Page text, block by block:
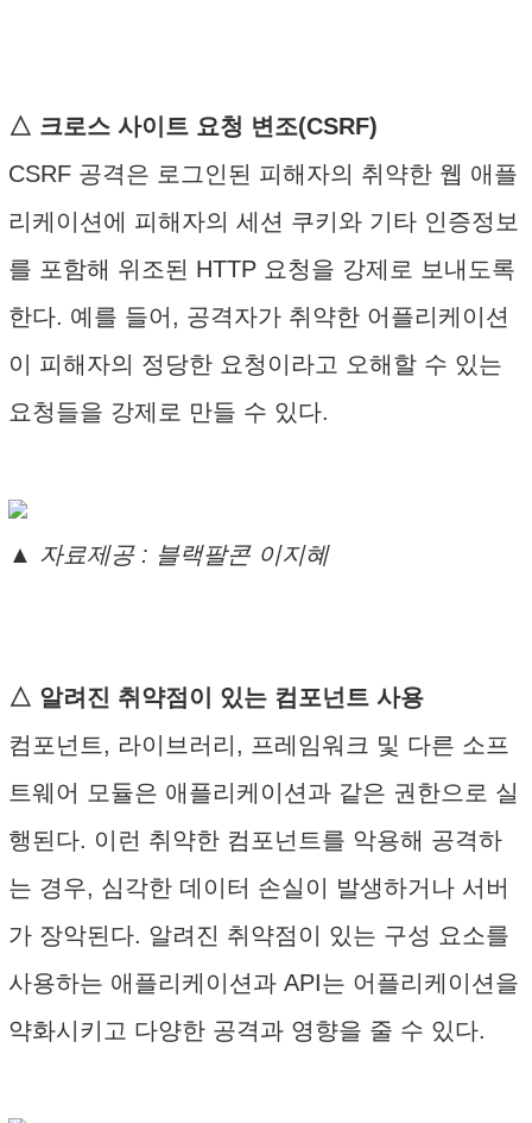
△ 크로스 사이트 요청 변조(CSRF)
CSRF 공격은 로그인된 피해자의 취약한 웹 애플
리케이션에 피해자의 세션 쿠키와 기타 인증정보
를 포함해 위조된 HTTP 요청을 강제로 보내도록
한다. 예를 들어, 공격자가 취약한 어플리케이션
이 피해자의 정당한 요청이라고 오해할 수 있는
요청들을 강제로 만들 수 있다.
▲ 자료제공 : 블랙팔콘 이지혜
△ 알려진 취약점이 있는 컴포넌트 사용
컴포넌트, 라이브러리, 프레임워크 및 다른 소프
트웨어 모듈은 애플리케이션과 같은 권한으로 실
행된다. 이런 취약한 컴포넌트를 악용해 공격하
는 경우, 심각한 데이터 손실이 발생하거나 서버
가 장악된다. 알려진 취약점이 있는 구성 요소를
사용하는 애플리케이션과 API는 어플리케이션을
약화시키고 다양한 공격과 영향을 줄 수 있다.